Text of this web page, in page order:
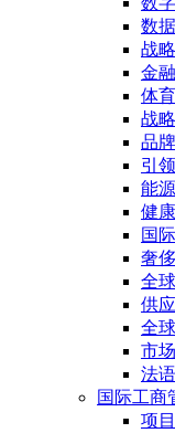
数
战
金
体
战
品
引
能
健
国
奢
全
供
全
市
法
国际工商
项